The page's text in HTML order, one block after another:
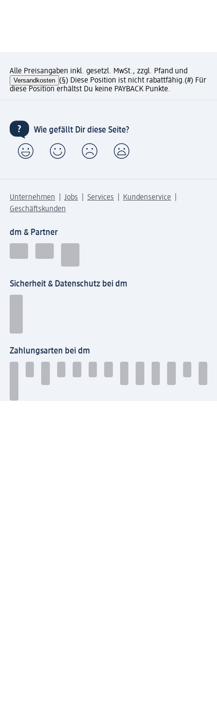
Alle Preisangaben inkl. gesetzl. MwSt., zzgl. Pfand und
Versandkosten (§) Diese Position ist nicht rabattfähig.(#) Für
diese Position erhältst Du keine PAYBACK Punkte.
Wie gefällt Dir diese Seite?
Unternehmen Jobs Services
Kundenservice
Geschäftskunden
dm & Partner
Sicherheit & Datenschutz bei dm
Zahlungsarten bei dm